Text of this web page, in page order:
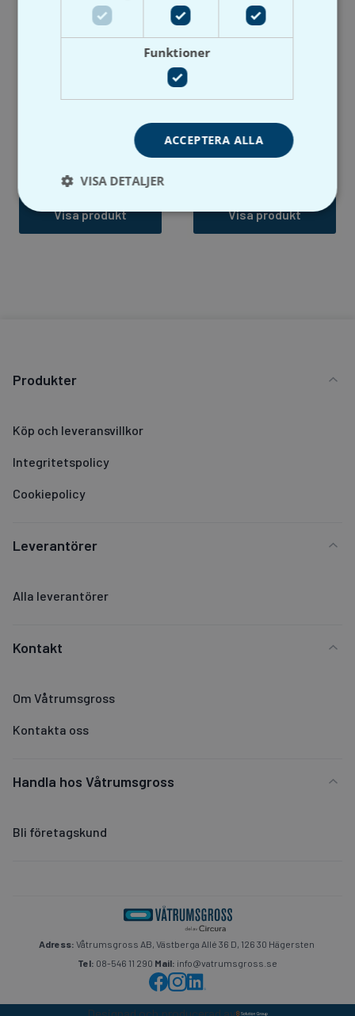
Artikelnummer: P3820348
Visa produkt
Artikelnummer: P3820248
Lev. artikelnummer/RSK-
Visa produkt
Produkter
Köp och leveransvillkor
Integritetspolicy
Cookiepolicy
Leverantörer
Alla leverantörer
Kontakt
Om Våtrumsgross
Kontakta oss
Handla hos Våtrumsgross
Bli företagskund
Adress: Våtrumsgross AB, Västberga Allé 36 D, 126 30 Hägersten
Tel: 08-546 11 290 Mail: info@vatrumsgross.se
Designad och producerad av
Funktioner
ACCEPTERA ALLA
VISA DETALJER